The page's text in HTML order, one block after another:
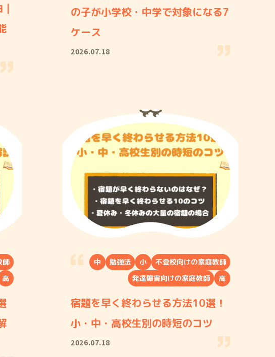
の子が小学校・中学で対象になる7
ケース
2026.07.18
師
高
中 勉強法 小
不登校向けの家庭教師
発達障害向けの家庭教師
高
宿題を早く終わらせる方法10選！
小・中・高校生別の時短のコツ
2026.07.18